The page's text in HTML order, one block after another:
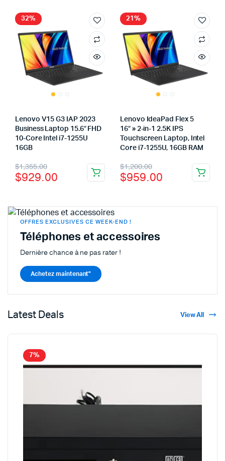
32%
Lenovo V15 G3 IAP 2023
Business Laptop 15.6″ FHD
10-Core Intel i7-1255U
16GB
$1,355.00
$929.00
21%
Lenovo IdeaPad Flex 5
16″ » 2-in-1 2.5K IPS
Touchscreen Laptop, Intel
Core i7-1255U, 16GB RAM
$1,200.00
$959.00
OFFRES EXCLUSIVES CE WEEK-END !
Téléphones et accessoires
Dernière chance à ne pas rater !
Achetez maintenant"
Latest Deals View All
7%